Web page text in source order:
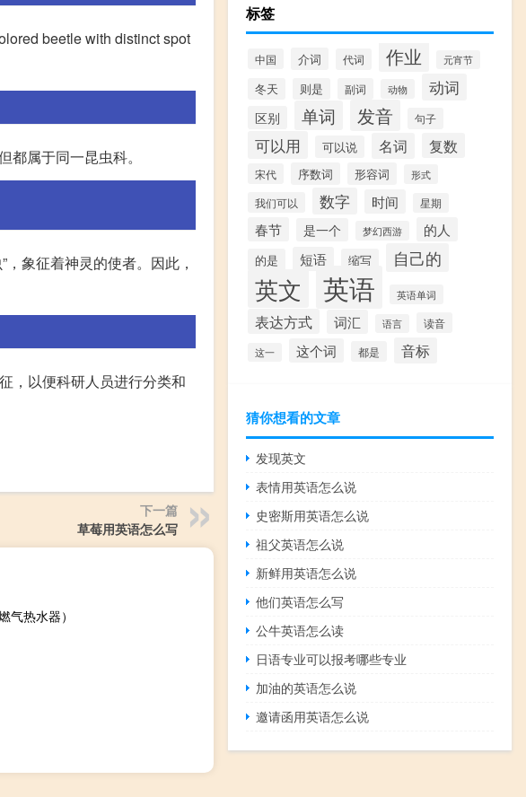
beetle with distinct spot
属于同一昆虫科。
象征着神灵的使者。因此，
，以便科研人员进行分类和
下一篇
草莓用英语怎么写
气热水器）
标签
中国 介词 代词 作业 元宵节
冬天 则是 副词 动物 动词
区别 单词 发音 句子
可以用 可以说 名词 复数
宋代 序数词 形容词 形式
我们可以 数字 时间 星期
春节 是一个 梦幻西游 的人
的是 短语 缩写 自己的
英文 英语 英语单词
表达方式 词汇 语言 读音
这一 这个词 都是 音标
猜你想看的文章
发现英文
表情用英语怎么说
史密斯用英语怎么说
祖父英语怎么说
新鲜用英语怎么说
他们英语怎么写
公牛英语怎么读
日语专业可以报考哪些专业
加油的英语怎么说
邀请函用英语怎么说